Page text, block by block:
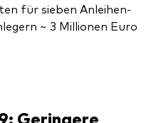
für sieben Anleihen-
~ 3 Millionen Euro
Geringere